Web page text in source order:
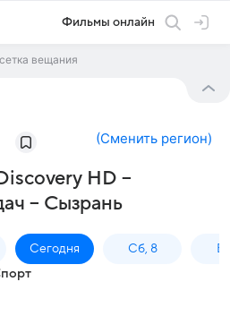
Фильмы онлайн
вещания
(Сменить регион)
HD –
– Сызрань
Сегодня Сб, 8